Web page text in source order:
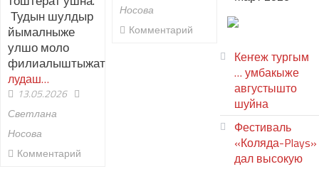
Тудын шулдыр
йымалныже
улшо моло
филиалыштыжат
лудаш…
13.05.2026
Светлана
Носова
Комментарий
Носова
Комментарий
Кеҥеж тургым
… умбакыже
августышто
шуйна
Фестиваль
«Коляда-Plays»
дал высокую